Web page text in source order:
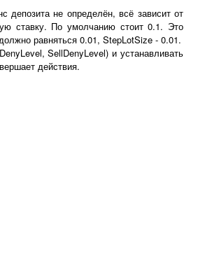
депозита не определён, всё зависит от
ставку. По умолчанию стоит 0.1. Это
равняться 0.01, StepLotSize - 0.01.
SellDenyLevel) и устанавливать
действия.